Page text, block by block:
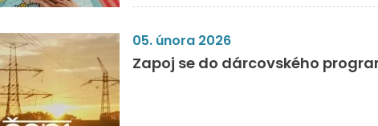
05. února 2026
Zapoj se do dárcovského